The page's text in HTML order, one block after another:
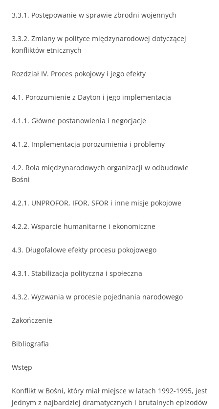
3.3.1. Postępowanie w sprawie zbrodni wojennych
3.3.2. Zmiany w polityce międzynarodowej dotyczącej
konfliktów etnicznych
Rozdział IV. Proces pokojowy i jego efekty
4.1. Porozumienie z Dayton i jego implementacja
4.1.1. Główne postanowienia i negocjacje
4.1.2. Implementacja porozumienia i problemy
4.2. Rola międzynarodowych organizacji w odbudowie
Bośni
4.2.1. UNPROFOR, IFOR, SFOR i inne misje pokojowe
4.2.2. Wsparcie humanitarne i ekonomiczne
4.3. Długofalowe efekty procesu pokojowego
4.3.1. Stabilizacja polityczna i społeczna
4.3.2. Wyzwania w procesie pojednania narodowego
Zakończenie
Bibliografia
Wstęp
Konflikt w Bośni, który miał miejsce w latach 1992-1995, jest
jednym z najbardziej dramatycznych i brutalnych epizodów